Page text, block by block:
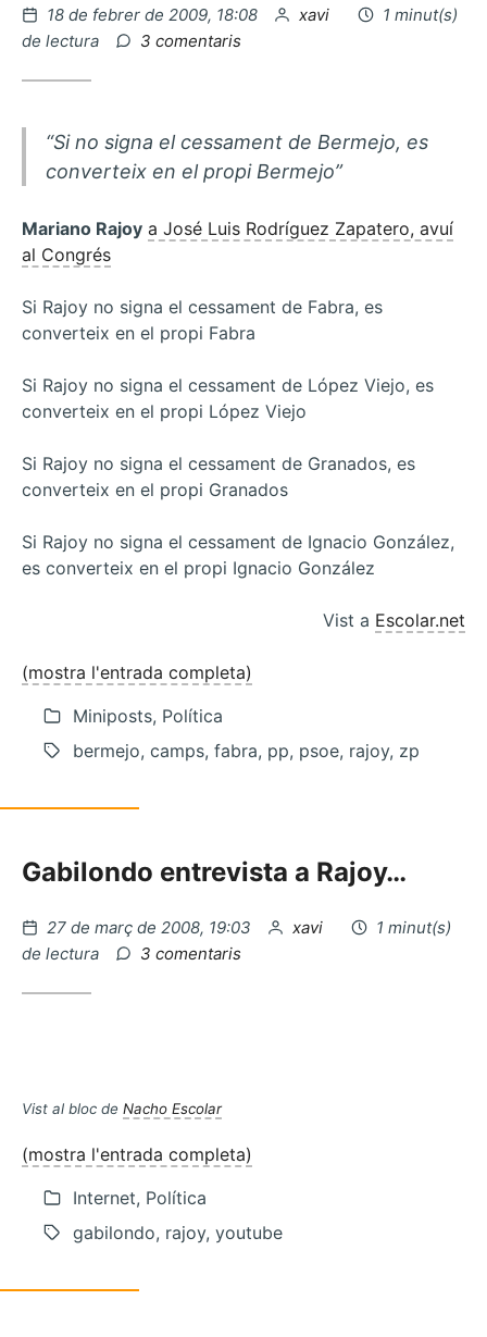
Publicat
el
18 de febrer de 2009, 18:08 per
xavi
1 minut(s)
de lectura
3 comentaris
la
social
“Si no signa el cessament de Bermejo, es
converteix en el propi Bermejo”
Mariano Rajoy a José Luis Rodríguez Zapatero, avuí
al Congrés
Si Rajoy no signa el cessament de Fabra, es
converteix en el propi Fabra
Si Rajoy no signa el cessament de López Viejo, es
converteix en el propi López Viejo
Si Rajoy no signa el cessament de Granados, es
converteix en el propi Granados
Si Rajoy no signa el cessament de Ignacio González,
es converteix en el propi Ignacio González
Vist a Escolar.net
(mostra l'entrada completa)
Miniposts, Política
bermejo, camps, fabra, pp, psoe, rajoy, zp
Gabilondo entrevista a Rajoy…
Publicat
el
27 de març de 2008, 19:03 per
xavi
1 minut(s)
de lectura
3 comentaris
Vist al bloc de Nacho Escolar
(mostra l'entrada completa)
Internet, Política
gabilondo, rajoy, youtube